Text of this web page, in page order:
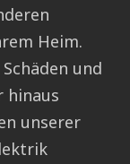
Heim.
und
hinaus
unserer